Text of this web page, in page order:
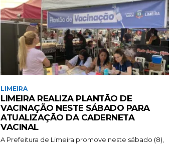
LIMEIRA
LIMEIRA REALIZA PLANTÃO DE
VACINAÇÃO NESTE SÁBADO PARA
ATUALIZAÇÃO DA CADERNETA
VACINAL
A Prefeitura de Limeira promove neste sábado (8),